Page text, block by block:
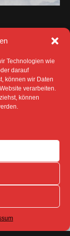
Technologien wie
darauf
können wir Daten
verarbeiten.
können
-
DEM
WERDEN